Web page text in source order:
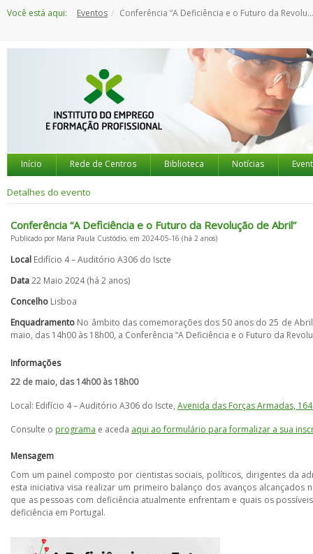
paraVocê está aqui: Eventos Conferência “A Deficiência e o Futuro da Revolução de Abril”
Início Rede de Centros Biblioteca Notícias
Detalhes do evento
Conferência “A Deficiência e o Futuro da Revolução de Abril”
Publicado por Maria Paula Custódio, em 2024-05-16 (há 2 anos)
Local Edifício 4 – Auditório A306 do Iscte
Data22 Maio 2024 (há 2 anos)
Concelho Lisboa
Enquadramento No âmbito das comemorações dos 50 anos do 25 de
maio, das 14h00 às 18h00, a Conferência “A Deficiência e o Futuro da
Informações
22 de maio, das 14h00 às 18h00
Local: Edifício 4 – Auditório A306 do Iscte, Avenida das Forças Armadas,
Consulte o programa e aceda aqui ao formulário para formalizar a sua
Mensagem
Com um painel composto por cientistas sociais, políticos, dirigentes da
esta iniciativa visa realizar um primeiro balanço dos avanços
que as pessoas com deficiência atualmente enfrentam e quais os
deficiência em Portugal.